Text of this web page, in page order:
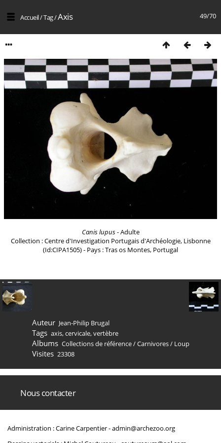
49/70
Accueil/Tag/Axis
Canis lupus- Adulte
Collection : Centre d'Investigation Portugais d'Archéologie, Lisbonne
(Id:CIPA1505) - Pays : Tras os Montes, Portugal
Auteur Jean-Philip Brugal
Tags axis,cervicale,vertèbre
Albums Collections de référence/Carnivores/ Loup
Visites 23308
Nous contacter
Administration : Carine Carpentier -admin@archezoo.org